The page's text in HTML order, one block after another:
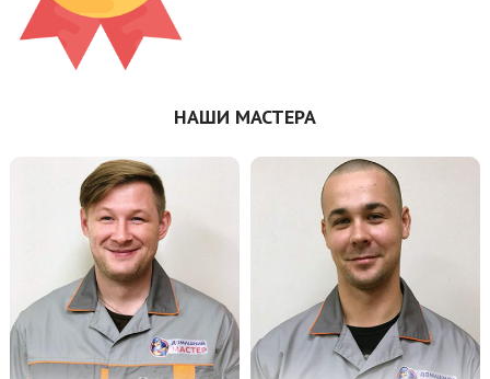
НАШИ МАСТЕРА